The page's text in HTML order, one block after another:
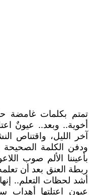
تمتم بكلمات غامضة
أخوية.. وبعد.. عيونٌ
آخر الليل، واقتناص
ودفن الكلمة الصحيحة
بأعيننا الألم صوب
ربطة العنق بعد أن
أشد لحظات التعلم..
عيون اعتلتها أهداب